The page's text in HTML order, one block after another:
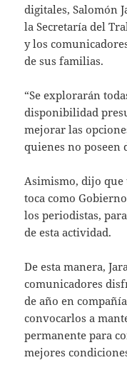
digitales, Salomón
la Secretaría del
y los
de sus familias.
“Se explorarán
disponibilidad
mejorar las
quienes no poseen
Asimismo, dijo
toca como
los periodistas,
de esta actividad.
De esta manera,
comunicadores
de año en
convocarlos a
permanente para
mejores